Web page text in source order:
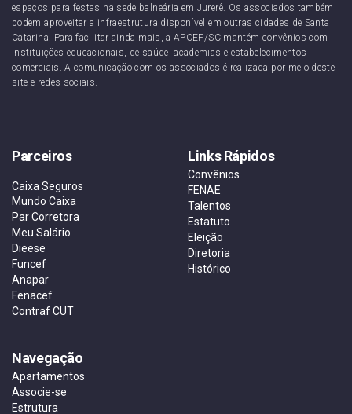
espaços para festas na sede balneária em Jurerê. Os associados também
podem aproveitar a infraestrutura disponível em outras cidades de Santa
Catarina. Para facilitar ainda mais, a APCEF/SC mantém convênios com
instituições educacionais, de saúde, academias e estabelecimentos
comerciais. A comunicação com os associados é realizada por meio deste
site e redes sociais.
Parceiros
Caixa Seguros
Mundo Caixa
Par Corretora
Meu Salário
Dieese
Funcef
Anapar
Fenacef
Contraf CUT
Links Rápidos
Convênios
FENAE
Talentos
Estatuto
Eleição
Diretoria
Histórico
Navegação
Apartamentos
Associe-se
Estrutura